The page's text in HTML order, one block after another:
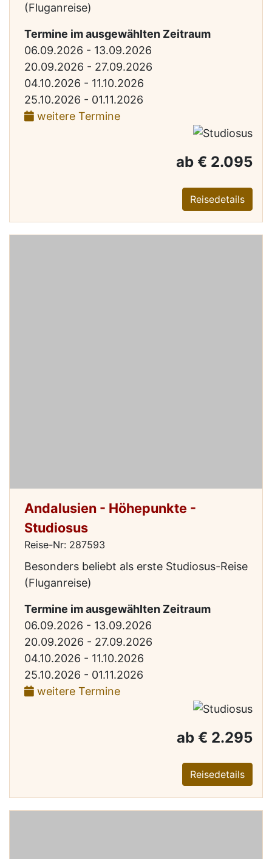
(Fluganreise)
Termine im ausgewählten Zeitraum
06.09.2026 - 13.09.2026
20.09.2026 - 27.09.2026
04.10.2026 - 11.10.2026
25.10.2026 - 01.11.2026
weitere Termine
ab € 2.095
Reisedetails
Andalusien - Höhepunkte -
Studiosus
Reise-Nr: 287593
Besonders beliebt als erste Studiosus-Reise
(Fluganreise)
Termine im ausgewählten Zeitraum
06.09.2026 - 13.09.2026
20.09.2026 - 27.09.2026
04.10.2026 - 11.10.2026
25.10.2026 - 01.11.2026
weitere Termine
ab € 2.295
Reisedetails